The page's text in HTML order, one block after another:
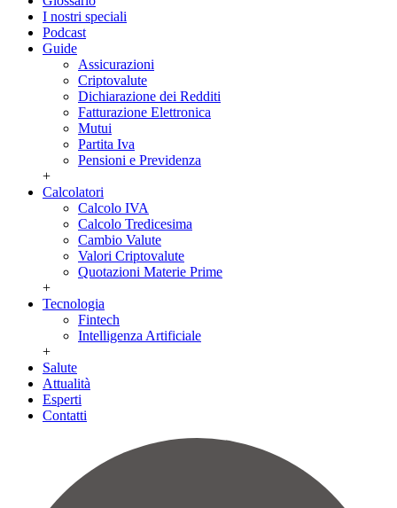
I nostri speciali
Podcast
Guide
Assicurazioni
Criptovalute
Dichiarazione dei Redditi
Fatturazione Elettronica
Mutui
Partita Iva
Pensioni e Previdenza
+
Calcolatori
Calcolo IVA
Calcolo Tredicesima
Cambio Valute
Valori Criptovalute
Quotazioni Materie Prime
+
Tecnologia
Fintech
Intelligenza Artificiale
+
Salute
Attualità
Esperti
Contatti